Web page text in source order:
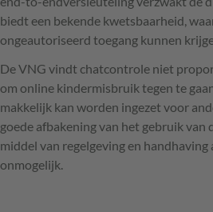
biedt een bekende kwetsbaarheid,
ongeautoriseerd toegang kunnen
De VNG vindt chatcontrole niet
om online kindermisbruik tegen te
makkelijk kan worden ingezet voor
goede afbakening van het gebruik van
middel van regelgeving en
onmogelijk.